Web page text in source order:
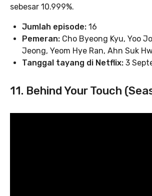
sebesar 10.999%.
Jumlah episode: 16
Pemeran: Cho Byeong Kyu, Yoo
Jeong, Yeom Hye Ran, Ahn Suk
Tanggal tayang di Netflix: 3
11. Behind Your Touch